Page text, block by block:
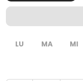
LU MA MI